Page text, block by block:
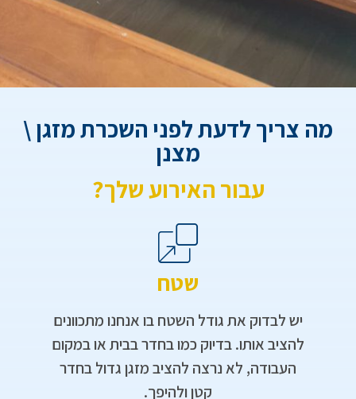
מה צריך לדעת לפני השכרת מזגן \
מצנן
עבור האירוע שלך?
שטח
יש לבדוק את גודל השטח בו אנחנו מתכוונים
להציב אותו. בדיוק כמו בחדר בבית או במקום
העבודה, לא נרצה להציב מזגן גדול בחדר
קטן ולהיפך.​